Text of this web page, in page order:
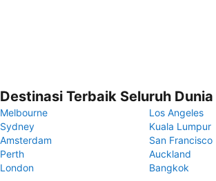
Destinasi Terbaik Seluruh Dunia
Melbourne
Los Angeles
Sydney
Kuala Lumpur
Amsterdam
San Francisco
Perth
Auckland
London
Bangkok